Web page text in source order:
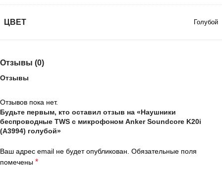
ЦВЕТ Голубой
Отзывы (0)
Отзывы
Отзывов пока нет.
Будьте первым, кто оставил отзыв на «Наушники
беспроводные TWS с микрофоном Anker Soundcore K20i
(A3994) голубой»
Ваш адрес email не будет опубликован. Обязательные поля
помечены *